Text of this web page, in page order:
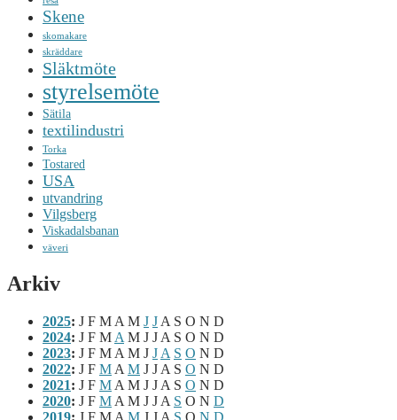
Skene
skomakare
skräddare
Släktmöte
styrelsemöte
Sätila
textilindustri
Torka
Tostared
USA
utvandring
Vilgsberg
Viskadalsbanan
väveri
Arkiv
2025: J F M A M J J A S O N D
2024: J F M A M J J A S O N D
2023: J F M A M J J A S O N D
2022: J F M A M J J A S O N D
2021: J F M A M J J A S O N D
2020: J F M A M J J A S O N D
2019: J F M A M J J A S O N D